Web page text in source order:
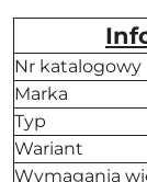
Nr katalogowy
Marka
Typ
Wariant
Wymagania